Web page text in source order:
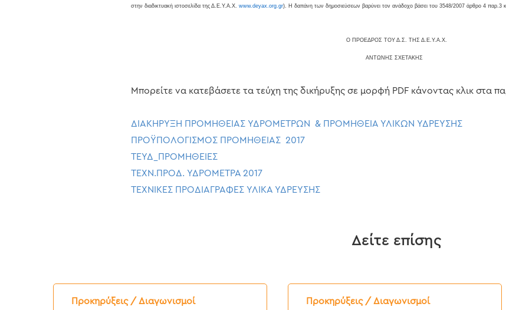
στην διαδικτυακή ιστοσελίδα της Δ.Ε.Υ.Α.Χ. www.deyax.org.gr). Η δαπάνη των δημοσιεύσεων βαρύνει τον ανάδοχο βάσει του 3548/2007 άρθρο 4 παρ.3
Ο ΠΡΟΕΔΡΟΣ ΤΟΥ Δ.Σ. ΤΗΣ Δ.Ε.Υ.Α.Χ.
ΑΝΤΩΝΗΣ ΣΧΕΤΑΚΗΣ
Μπορείτε να κατεβάσετε τα τεύχη της δικήρυξης σε μορφή PDF κάνοντας κλικ στα
ΔΙΑΚΗΡΥΞΗ ΠΡΟΜΗΘΕΙΑΣ ΥΔΡΟΜΕΤΡΩΝ & ΠΡΟΜΗΘΕΙΑ ΥΛΙΚΩΝ ΥΔΡΕΥΣΗΣ
ΠΡΟΫΠΟΛΟΓΙΣΜΟΣ ΠΡΟΜΗΘΕΙΑΣ 2017
ΤΕΥΔ_ΠΡΟΜΗΘΕΙΕΣ
ΤΕΧΝ.ΠΡΟΔ. ΥΔΡΟΜΕΤΡΑ 2017
ΤΕΧΝΙΚΕΣ ΠΡΟΔΙΑΓΡΑΦΕΣ ΥΛΙΚΑ ΥΔΡΕΥΣΗΣ
Δείτε επίσης
Προκηρύξεις / Διαγωνισμοί
Προκήρυξη
Διαγωνισμού
Προκηρύξεις / Διαγωνισμοί
ΠΡΟΚΗΡΥΞΗ
ΠΛΕΙΟΔΟΤΙΚΟΥ